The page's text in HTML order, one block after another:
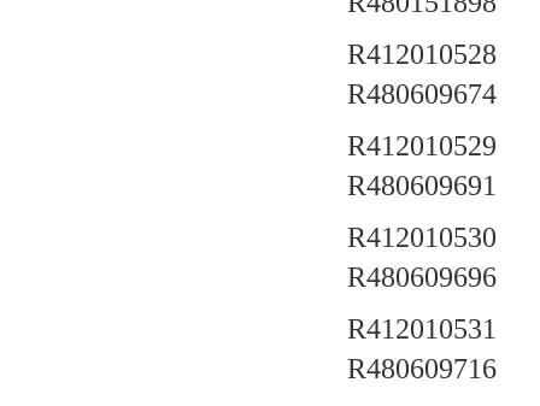
R412010528
R480609674
R412010529
R480609691
R412010530
R480609696
R412010531
R480609716